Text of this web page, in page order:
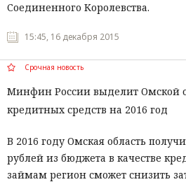
Соединенного Королевства.
15:45, 16 декабря 2015
Срочная новость
Минфин России выделит Омской
кредитных средств на 2016 год
В 2016 году Омская область
рублей из бюджета в качестве
займам регион сможет снизить